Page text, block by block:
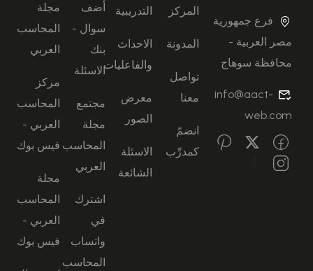
فرع جمهورية
مصر العربية -
محافظة سوهاج
info@aact-
web.com
المركز
المدونة
تواصل
معنا
انضمّ
كمدرِّب
التدريبية
الاحداث
والفاعليات
معرض
الصور
الاسئلة
الشائعة
أضف
سوال -
بنك
الاسئلة
مجتمع
مجلة
المحاسب
العربي
اشترك
في
واتساب
المحاسب
مجلة
المحاسب
العربي
مركز
المحاسب
العربي -
فيس بوك
مجلة
المحاسب
العربي -
فيس بوك